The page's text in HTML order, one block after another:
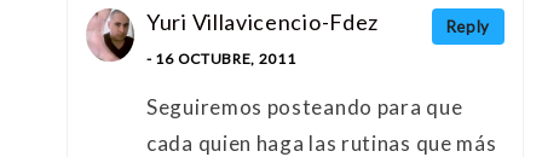
Reply
Yuri Villavicencio-Fdez
- 16 OCTUBRE, 2011
Seguiremos posteando para que
cada quien haga las rutinas que más